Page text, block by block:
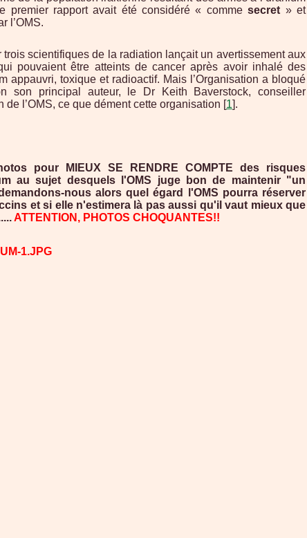
premier rapport avait été considéré « commesecret » et
l’OMS.
trois scientifiques de la radiation lançait un avertissement aux
pouvaient être atteints de cancer après avoir inhalé des
appauvri, toxique et radioactif. Mais l’Organisation a bloqué
son principal auteur, le Dr Keith Baverstock, conseiller
de l’OMS, ce que dément cette organisation [1].
pour MIEUX SE RENDRE COMPTE des risques
au sujet desquels l'OMS juge bon de maintenir "un
nous alors quel égard l'OMS pourra réserver
et si elle n'estimera là pas aussi qu'il vaut mieux que
ATTENTION, PHOTOS CHOQUANTES!!